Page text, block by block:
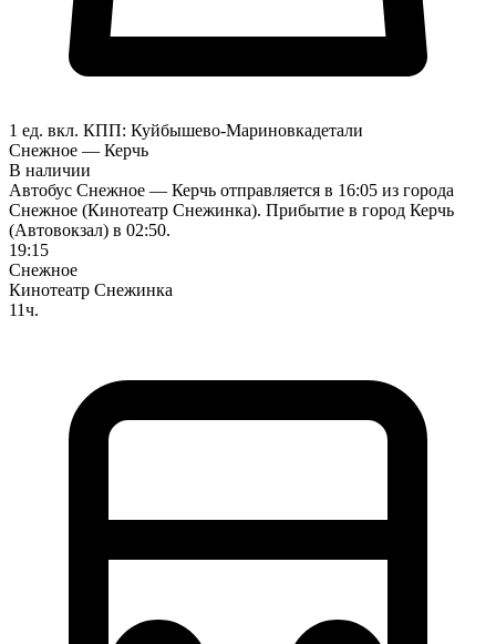
1 ед. вкл. КПП: Куйбышево-Мариновкадетали
Снежное — Керчь
В наличии
Автобус Снежное — Керчь отправляется в 16:05 из города
Снежное (Кинотеатр Снежинка). Прибытие в город Керчь
(Автовокзал) в 02:50.
19:15
Снежное
Кинотеатр Снежинка
11ч.